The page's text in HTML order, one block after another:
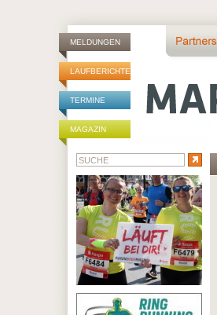
MELDUNGEN
LAUFBERICHTE
TERMINE
MAGAZIN